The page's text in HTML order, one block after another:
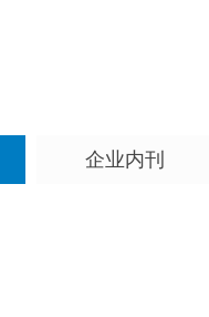
企业内刊